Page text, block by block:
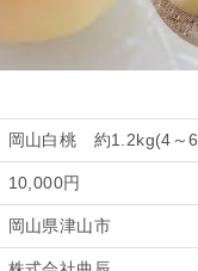
岡山白桃 約1.2kg(4～
10,000円
岡山県津山市